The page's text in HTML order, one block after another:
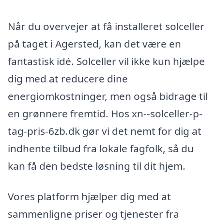
Når du overvejer at få installeret solceller
på taget i Agersted, kan det være en
fantastisk idé. Solceller vil ikke kun hjælpe
dig med at reducere dine
energiomkostninger, men også bidrage til
en grønnere fremtid. Hos xn--solceller-p-
tag-pris-6zb.dk gør vi det nemt for dig at
indhente tilbud fra lokale fagfolk, så du
kan få den bedste løsning til dit hjem.
Vores platform hjælper dig med at
sammenligne priser og tjenester fra